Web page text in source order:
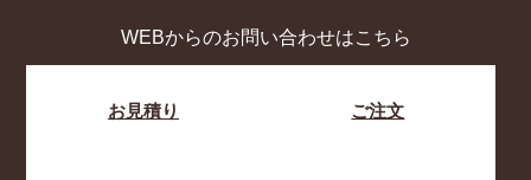
WEBからのお問い合わせはこちら
お見積り ご注文